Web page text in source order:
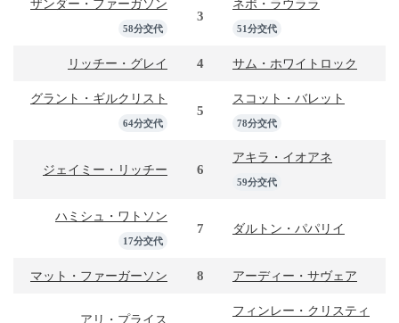
ザンダー・ファーガソン
58分交代
3
ネポ・ラウララ
51分交代
リッチー・グレイ 4 サム・ホワイトロック
グラント・ギルクリスト
64分交代
5
スコット・バレット
78分交代
ジェイミー・リッチー 6
アキラ・イオアネ
59分交代
ハミシュ・ワトソン
17分交代
7 ダルトン・パパリイ
マット・ファーガーソン 8 アーディー・サヴェア
アリ・プライス
フィンレー・クリスティ